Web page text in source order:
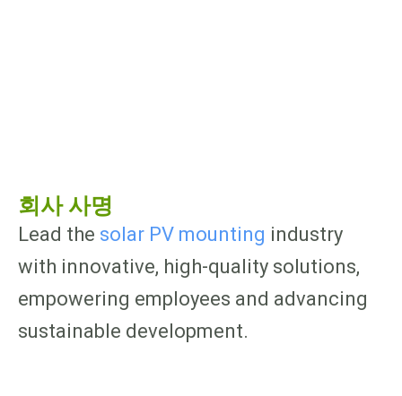
회사 사명
Lead the solar PV mounting industry
with innovative, high-quality solutions,
empowering employees and advancing
sustainable development.